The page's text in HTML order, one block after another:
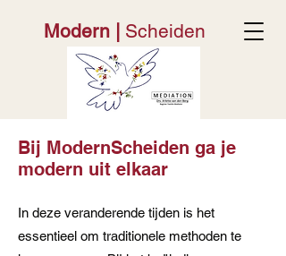
Modern | Scheiden
Bij ModernScheiden ga je
modern uit elkaar
In deze veranderende tijden is het
essentieel om traditionele methoden te